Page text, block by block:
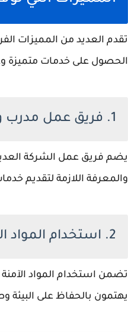
تقدم العديد من المميزات
الحصول على خدمات متميزة
1. فريق عمل مدرب ومؤهل
يضم فريق عمل الشركة
والمعرفة اللازمة لتقديم
2. استخدام المواد الآمنة والصديقة للبيئة
تضمن استخدام المواد الآمنة
يهتمون بالحفاظ على